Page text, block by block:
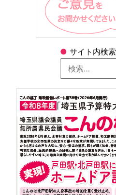
● サイト内検索